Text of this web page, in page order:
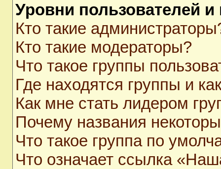
Уровни пользователей и
Кто такие
Кто такие модераторы?
Что такое группы
Где находятся группы и
Как мне стать лидером
Почему названия
Что такое группа по
Что означает ссылка